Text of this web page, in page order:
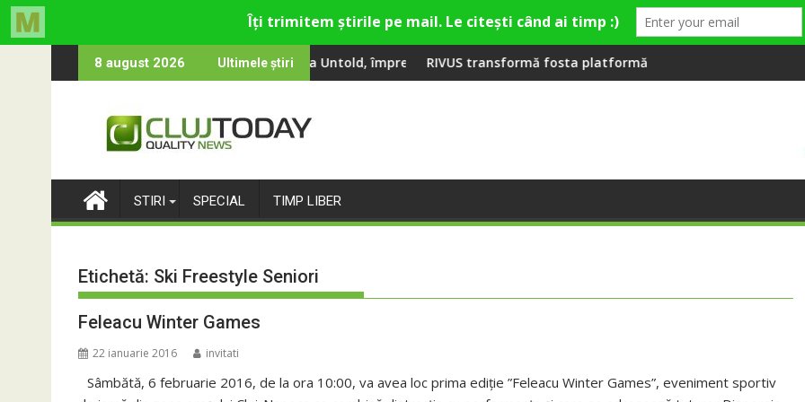
to
8 august 2026 Ultimele știri
Smiley și Theo Rose și comercianți români parteneri, în premieră la Fashion Village
100 000 de oameni au cântat, la Untold, împreună cu StingRIVUS transformă fosta platformă Carbochim într-un nou centru cultural și
STIRI SPECIAL TIMP LIBER
Etichetă: Ski Freestyle Seniori
Feleacu Winter Games
22 ianuarie 2016 invitati
Sâmbătă, 6 februarie 2016, de la ora 10:00, va avea loc prima ediție ”Feleacu Winter Games”, eveniment sportiv